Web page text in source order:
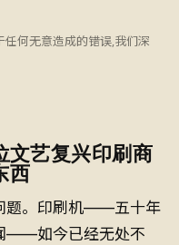
何无意造成的错误,我们深
文艺复兴印刷商
西
题。印刷机——五十年
——如今已经无处不